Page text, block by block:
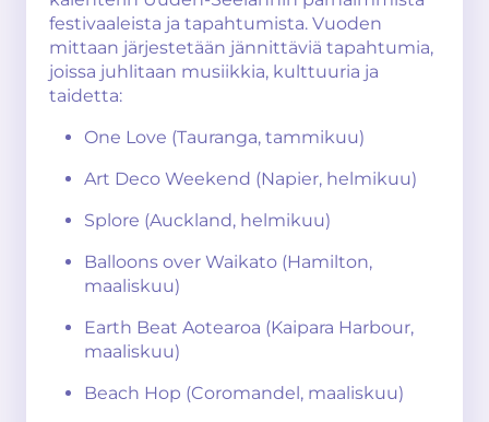
festivaaleista ja tapahtumista. Vuoden
mittaan järjestetään jännittäviä tapahtumia,
joissa juhlitaan musiikkia, kulttuuria ja
taidetta:
One Love (Tauranga, tammikuu)
Art Deco Weekend (Napier, helmikuu)
Splore (Auckland, helmikuu)
Balloons over Waikato (Hamilton,
maaliskuu)
Earth Beat Aotearoa (Kaipara Harbour,
maaliskuu)
Beach Hop (Coromandel, maaliskuu)